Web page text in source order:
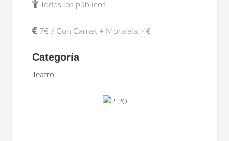
Todos los públicos
7€ / Con Carnet + Moraleja: 4€
Categoría
Teatro